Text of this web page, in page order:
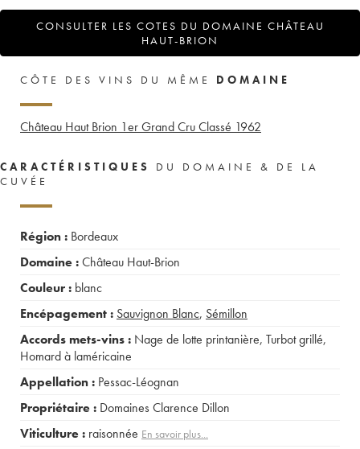
CONSULTER LES COTES DU DOMAINE CHÂTEAU
HAUT-BRION
CÔTE DES VINS DU MÊME DOMAINE
Château Haut Brion 1er Grand Cru Classé 1962
CARACTÉRISTIQUES
DU DOMAINE & DE LA
CUVÉE
Région : Bordeaux
Domaine :Château Haut-Brion
Couleur : blanc
Encépagement : Sauvignon Blanc, Sémillon
Accords mets-vins : Nage de lotte printanière, Turbot grillé,
Homard à laméricaine
Appellation : Pessac-Léognan
Propriétaire : Domaines Clarence Dillon
Viticulture : raisonnée En savoir plus...